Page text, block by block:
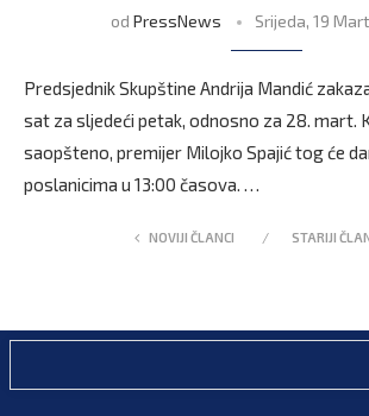
od PressNews Srijeda, 19
Predsjednik Skupštine Andrija Mandić
sat za sljedeći petak, odnosno za 28. mart.
saopšteno, premijer Milojko Spajić tog će
poslanicima u 13:00 časova. …
NOVIJI ČLANCI STARIJI